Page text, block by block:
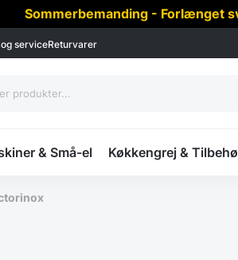
Sommerbemanding - Forlænget
serviceReturvarer
& Små-el Køkkengrej &